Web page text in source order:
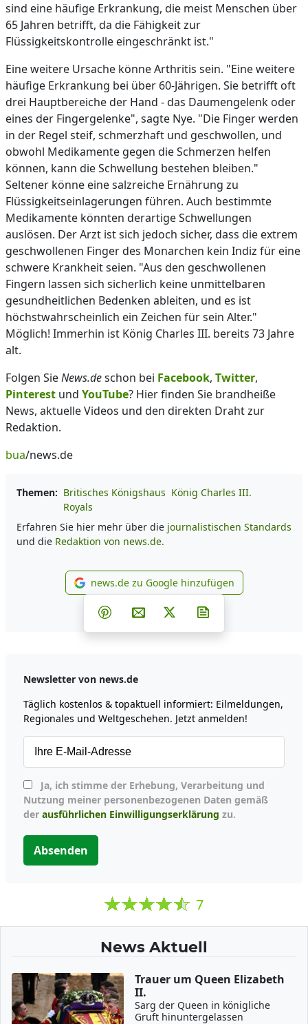
sind eine häufige Erkrankung, die meist Menschen über
65 Jahren betrifft, da die Fähigkeit zur
Flüssigkeitskontrolle eingeschränkt ist."
Eine weitere Ursache könne Arthritis sein. "Eine weitere
häufige Erkrankung bei über 60-Jährigen. Sie betrifft oft
drei Hauptbereiche der Hand - das Daumengelenk oder
eines der Fingergelenke", sagte Nye. "Die Finger werden
in der Regel steif, schmerzhaft und geschwollen, und
obwohl Medikamente gegen die Schmerzen helfen
können, kann die Schwellung bestehen bleiben."
Seltener könne eine salzreiche Ernährung zu
Flüssigkeitseinlagerungen führen. Auch bestimmte
Medikamente könnten derartige Schwellungen
auslösen. Der Arzt ist sich jedoch sicher, dass die extrem
geschwollenen Finger des Monarchen kein Indiz für eine
schwere Krankheit seien. "Aus den geschwollenen
Fingern lassen sich sicherlich keine unmittelbaren
gesundheitlichen Bedenken ableiten, und es ist
höchstwahrscheinlich ein Zeichen für sein Alter."
Möglich! Immerhin ist König Charles III. bereits 73 Jahre
alt.
Folgen SieNews.deschon bei Facebook, Twitter,
Pinterest und YouTube? Hier finden Sie brandheiße
News, aktuelle Videos und den direkten Draht zur
Redaktion.
bua/news.de
Themen: Britisches Königshaus König Charles III.
Royals
Erfahren Sie hier mehr über die journalistischen Standards
und die Redaktion von news.de.
news.de zu Google
news.de zu Google hinzufügen
Teilen auf Facebook
Teilen auf Whatsapp
Teilen auf Telegram
Teilen auf Pinterest
Per E-Mail teilen
Post auf X
Newsletter von news.de
Täglich kostenlos & topaktuell informiert: Eilmeldungen,
Regionales und Weltgeschehen. Jetzt anmelden!
Nutzung meiner personenbezogenen Daten gemäß
der ausführlichen Einwilligungserklärung zu.
Absenden
7
News Aktuell
Trauer um Queen Elizabeth
II.
Sarg der Queen in königliche
Gruft hinuntergelassen